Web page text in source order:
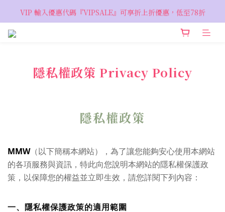
VIP 輸入優惠代碼『VIPSALE』可享折上折優惠，低至78折
VIP 輸入優惠代碼『VIPSALE』可享折上折優惠，低至78折
歡迎預約親臨荔枝角 Showroom，週五六開放
隱私權政策 Privacy Policy
隱私權政策
MMW（以下簡稱本網站），為了讓您能夠安心使用本網站
的各項服務與資訊，特此向您說明本網站的隱私權保護政
策，以保障您的權益並立即生效，請您詳閱下列內容：
一、隱私權保護政策的適用範圍